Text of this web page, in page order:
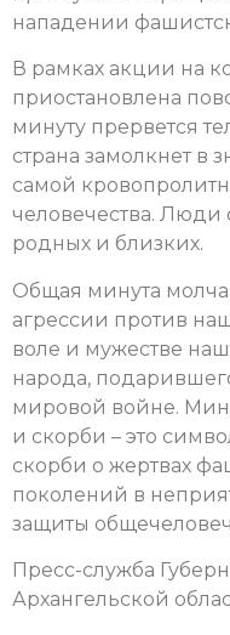
нападении
В рамках акции на
приостановлена
минуту прервется
страна замолкнет в
самой
человечества. Люди
родных и близких.
Общая минута
агрессии против
воле и мужестве
народа,
мировой войне.
и скорби – это
скорби о жертвах
поколений в
защиты
Пресс-служба
Архангельской